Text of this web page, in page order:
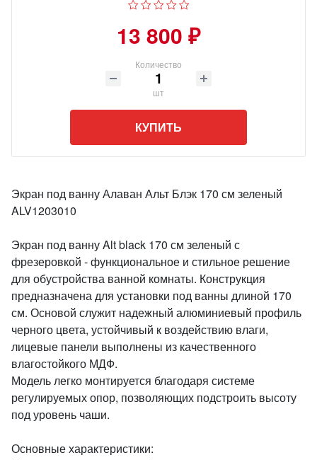
13 800 ₽
Количество
шт
КУПИТЬ
Экран под ванну Алаван Альт Блэк 170 см зеленый
ALV1203010
Экран под ванну Alt black 170 см зеленый с
фрезеровкой - функциональное и стильное решение
для обустройства ванной комнаты. Конструкция
предназначена для установки под ванны длиной 170
см. Основой служит надежный алюминиевый профиль
черного цвета, устойчивый к воздействию влаги,
лицевые панели выполнены из качественного
влагостойкого МДФ.
Модель легко монтируется благодаря системе
регулируемых опор, позволяющих подстроить высоту
под уровень чаши.
Основные характеристики: